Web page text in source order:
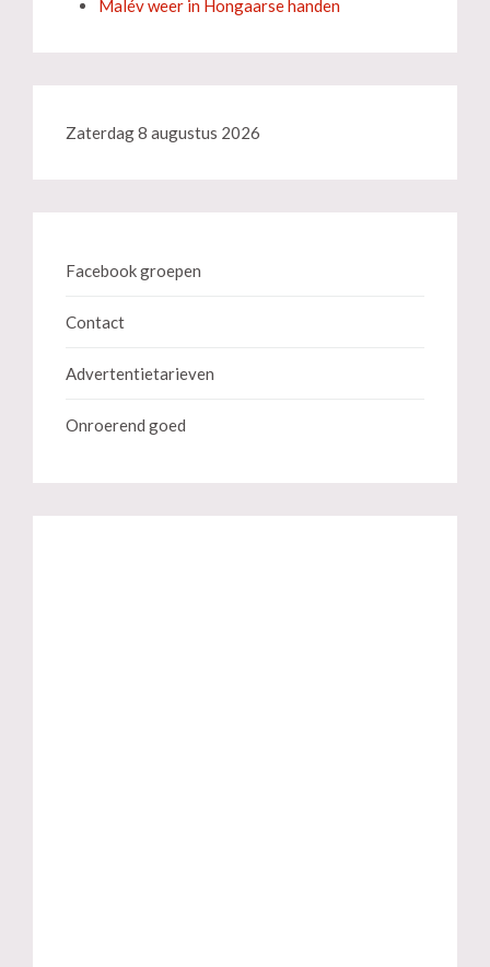
Malév weer in Hongaarse handen
Zaterdag 8 augustus 2026
Facebook groepen
Contact
Advertentietarieven
Onroerend goed